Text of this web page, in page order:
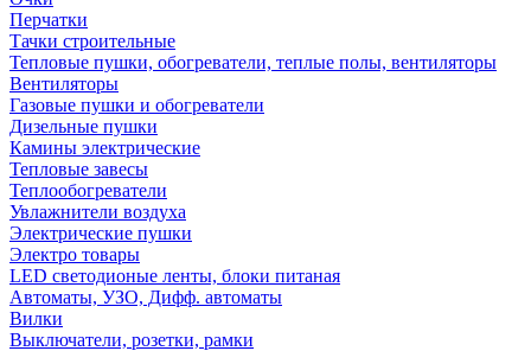
Перчатки
Тачки строительные
Тепловые пушки, обогреватели, теплые полы, вентиляторы
Вентиляторы
Газовые пушки и обогреватели
Дизельные пушки
Камины электрические
Тепловые завесы
Теплообогреватели
Увлажнители воздуха
Электрические пушки
Электро товары
LED светодионые ленты, блоки питаная
Автоматы, УЗО, Дифф. автоматы
Вилки
Выключатели, розетки, рамки